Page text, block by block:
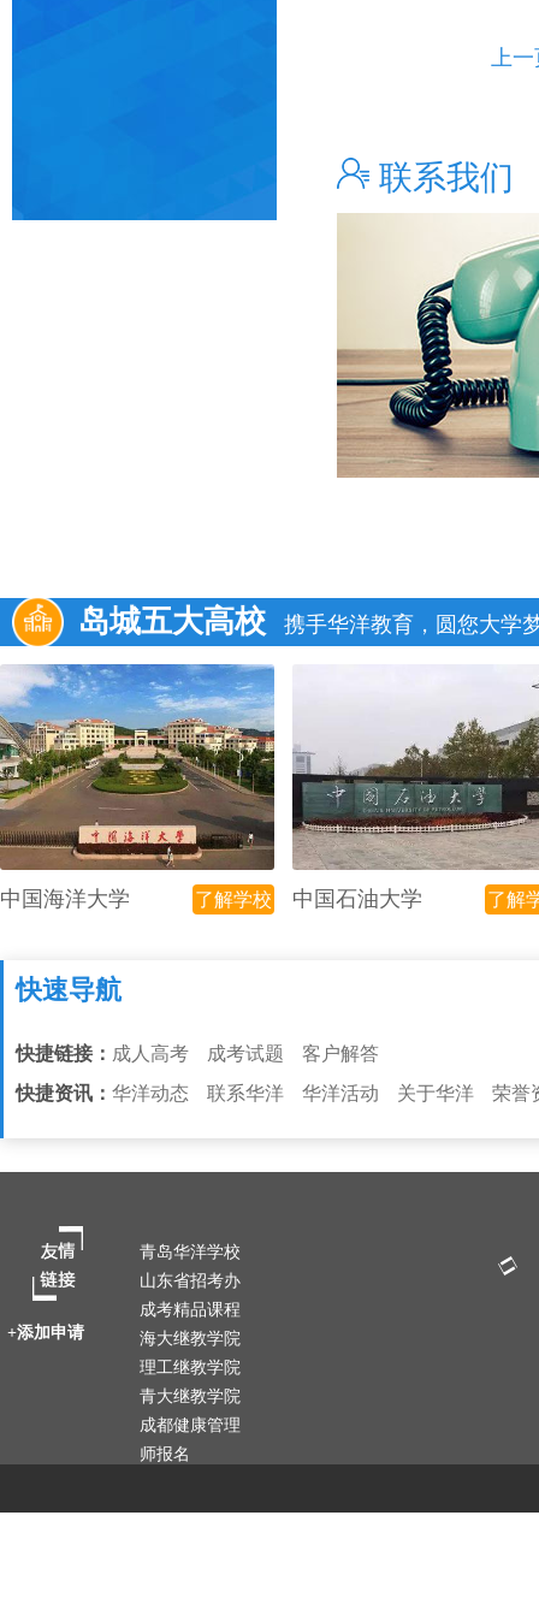
上一
联系我们
岛城五大高校 携手华洋教育，圆您大学
中国海洋大学 了解学校 中国石油大学 了解
快速导航
快捷链接： 成人高考 成考试题
客户解答
快捷资讯： 华洋动态 联系华洋 华洋活动 关于华洋 荣誉
+添加申请
青岛华洋学校
山东省招考办
成考精品课程
海大继教学院
理工继教学院
青大继教学院
成都健康管理
师报名